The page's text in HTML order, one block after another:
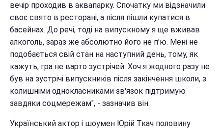
вечір проходив в аквапарку. Спочатку ми відзначили
своє свято в ресторані, а після пішли купатися в
басейнах. До речі, тоді на випускному я ще вживав
алкоголь, зараз же абсолютно його не п'ю. Мені не
подобається свій стан на наступний день, тому, як
кажуть, гра не варто зустрічей. Хоч я жодного разу не
був на зустрічі випускників після закінчення школи, з
колишніми однокласниками зв'язок підтримую
завдяки соцмережам", - зазначив він.
Український актор і шоумен Юрій Ткач половину